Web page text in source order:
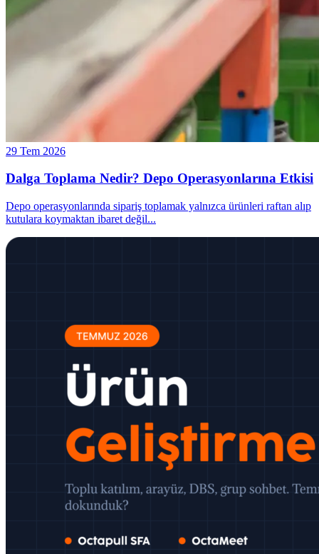
29 Tem 2026
Dalga Toplama Nedir? Depo Operasyonlarına Etkisi
Depo operasyonlarında sipariş toplamak yalnızca ürünleri raftan alıp
kutulara koymaktan ibaret değil...